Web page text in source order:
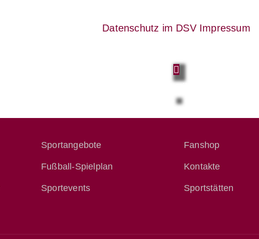
Sportangebote
Fußball-Spielplan
Sportevents
Fanshop
Kontakte
Sportstätten
Datenschutz im DSV Impressum